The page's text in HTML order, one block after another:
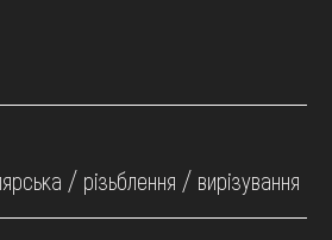
/ різьблення / вирізування